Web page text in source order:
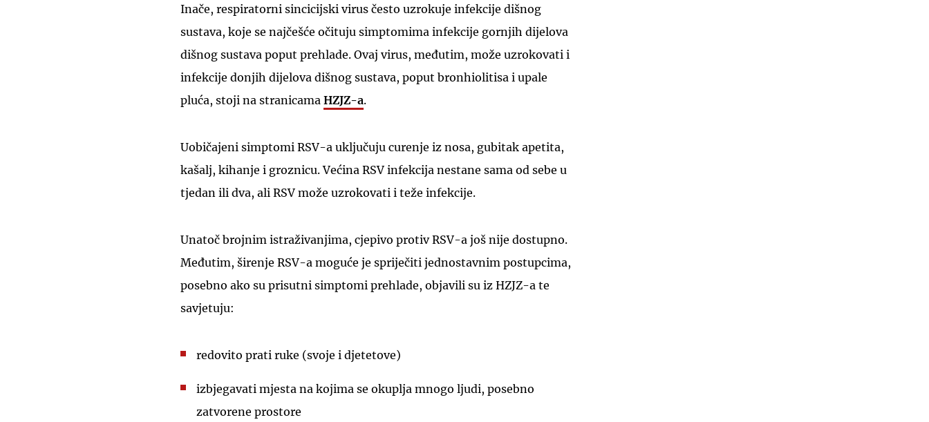
Inače, respiratorni sincicijski virus često uzrokuje infekcije dišnog
sustava, koje se najčešće očituju simptomima infekcije gornjih dijelova
dišnog sustava poput prehlade. Ovaj virus, međutim, može uzrokovati i
infekcije donjih dijelova dišnog sustava, poput bronhiolitisa i upale
pluća, stoji na stranicama HZJZ-a.
Uobičajeni simptomi RSV-a uključuju curenje iz nosa, gubitak apetita,
kašalj, kihanje i groznicu. Većina RSV infekcija nestane sama od sebe u
tjedan ili dva, ali RSV može uzrokovati i teže infekcije.
Unatoč brojnim istraživanjima, cjepivo protiv RSV-a još nije dostupno.
Međutim, širenje RSV-a moguće je spriječiti jednostavnim postupcima,
posebno ako su prisutni simptomi prehlade, objavili su iz HZJZ-a te
savjetuju:
redovito prati ruke (svoje i djetetove)
izbjegavati mjesta na kojima se okuplja mnogo ljudi, posebno
zatvorene prostore